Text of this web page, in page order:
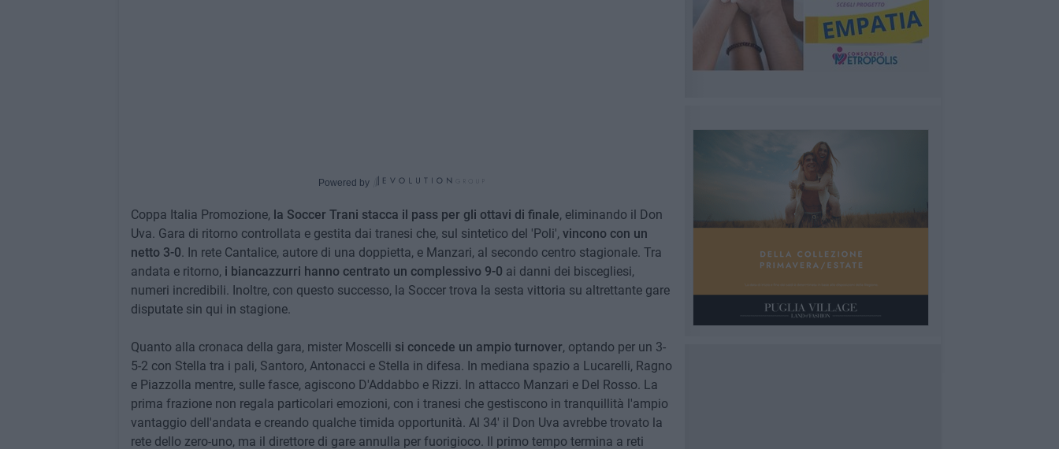
Powered by
Coppa Italia Promozione, la Soccer Trani stacca il pass per gli ottavi di finale, eliminando il Don
Uva. Gara di ritorno controllata e gestita dai tranesi che, sul sintetico del 'Poli', vincono con un
netto 3-0. In rete Cantalice, autore di una doppietta, e Manzari, al secondo centro stagionale. Tra
andata e ritorno, i biancazzurri hanno centrato un complessivo 9-0 ai danni dei biscegliesi,
numeri incredibili. Inoltre, con questo successo, la Soccer trova la sesta vittoria su altrettante gare
disputate sin qui in stagione.
Quanto alla cronaca della gara, mister Moscelli si concede un ampio turnover, optando per un 3-
5-2 con Stella tra i pali, Santoro, Antonacci e Stella in difesa. In mediana spazio a Lucarelli, Ragno
e Piazzolla mentre, sulle fasce, agiscono D'Addabbo e Rizzi. In attacco Manzari e Del Rosso. La
prima frazione non regala particolari emozioni, con i tranesi che gestiscono in tranquillità l'ampio
vantaggio dell'andata e creando qualche timida opportunità. Al 34' il Don Uva avrebbe trovato la
rete dello zero-uno, ma il direttore di gare annulla per fuorigioco. Il primo tempo termina a reti